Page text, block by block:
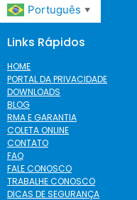
Português ▼
Links Rápidos
HOME
PORTAL DA PRIVACIDADE
DOWNLOADS
BLOG
RMA E GARANTIA
COLETA ONLINE
CONTATO
FAQ
FALE CONOSCO
TRABALHE CONOSCO
DICAS DE SEGURANÇA